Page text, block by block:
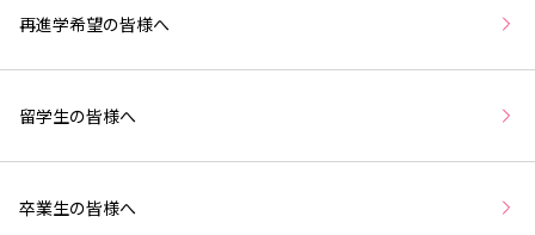
再進学希望の皆様へ
留学生の皆様へ
卒業生の皆様へ